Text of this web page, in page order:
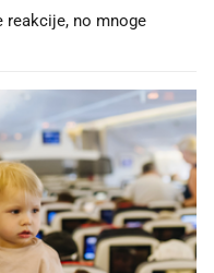
reakcije, no mnoge